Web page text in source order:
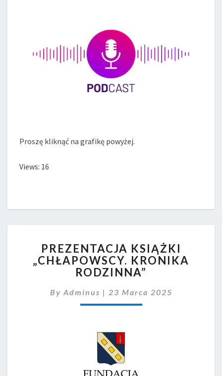
Proszę kliknąć na grafikę powyżej.
Views: 16
KSIĄŻKI
„CHŁAPOWSCY.
KRONIKA
PREZENTACJA KSIĄŻKI
„CHŁAPOWSCY. KRONIKA
RODZINNA”
By Adminus | 23 Marca 2025